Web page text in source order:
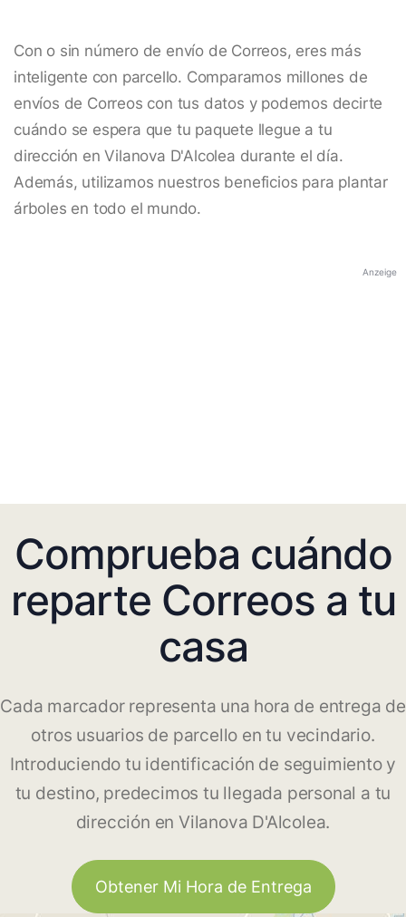
Con o sin número de envío de Correos, eres más
inteligente con parcello. Comparamos millones de
envíos de Correos con tus datos y podemos decirte
cuándo se espera que tu paquete llegue a tu
dirección en Vilanova D'Alcolea durante el día.
Además, utilizamos nuestros beneficios para plantar
árboles en todo el mundo.
Anzeige
Comprueba cuándo
reparte Correos a tu
casa
Cada marcador representa una hora de entrega de
otros usuarios de parcello en tu vecindario.
Introduciendo tu identificación de seguimiento y
tu destino, predecimos tu llegada personal a tu
dirección en Vilanova D'Alcolea.
Obtener Mi Hora de Entrega